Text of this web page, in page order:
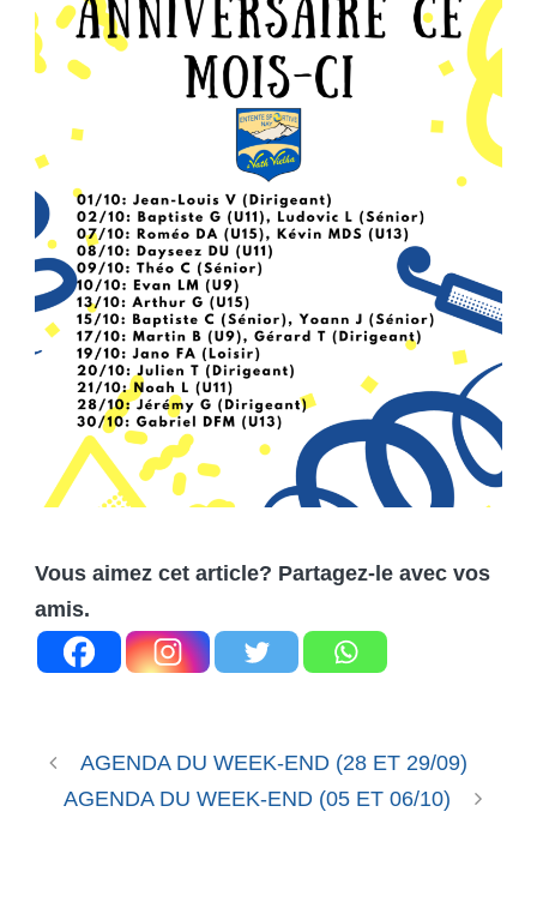
Vous aimez cet article? Partagez-le avec vos
amis.
AGENDA DU WEEK-END (28 ET 29/09)
AGENDA DU WEEK-END (05 ET 06/10)